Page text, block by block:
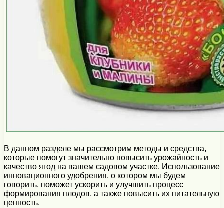
В данном разделе мы рассмотрим методы и средства,
которые помогут значительно повысить урожайность и
качество ягод на вашем садовом участке. Использование
инновационного удобрения, о котором мы будем
говорить, поможет ускорить и улучшить процесс
формирования плодов, а также повысить их питательную
ценность.